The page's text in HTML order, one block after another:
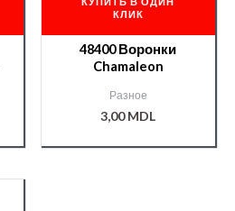
КЛИК
48400 Воронки
Chamaleon
Разное
3,00MDL